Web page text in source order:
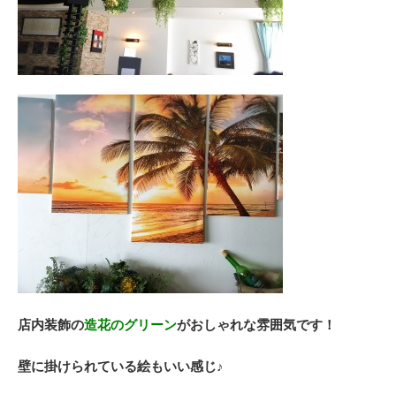
店内装飾の造花のグリーンがおしゃれな雰囲気です！
壁に掛けられている絵もいい感じ♪